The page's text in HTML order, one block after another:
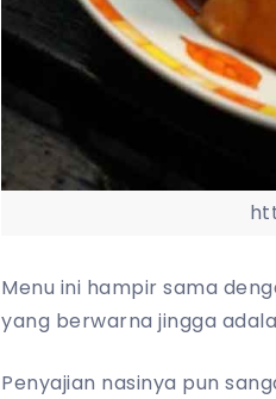
Menu ini hampir sama
yang berwarna jingga
Penyajian nasinya pun